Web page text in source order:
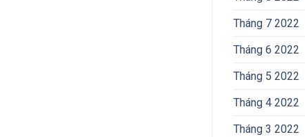
Tháng 7 2022
Tháng 6 2022
Tháng 5 2022
Tháng 4 2022
Tháng 3 2022